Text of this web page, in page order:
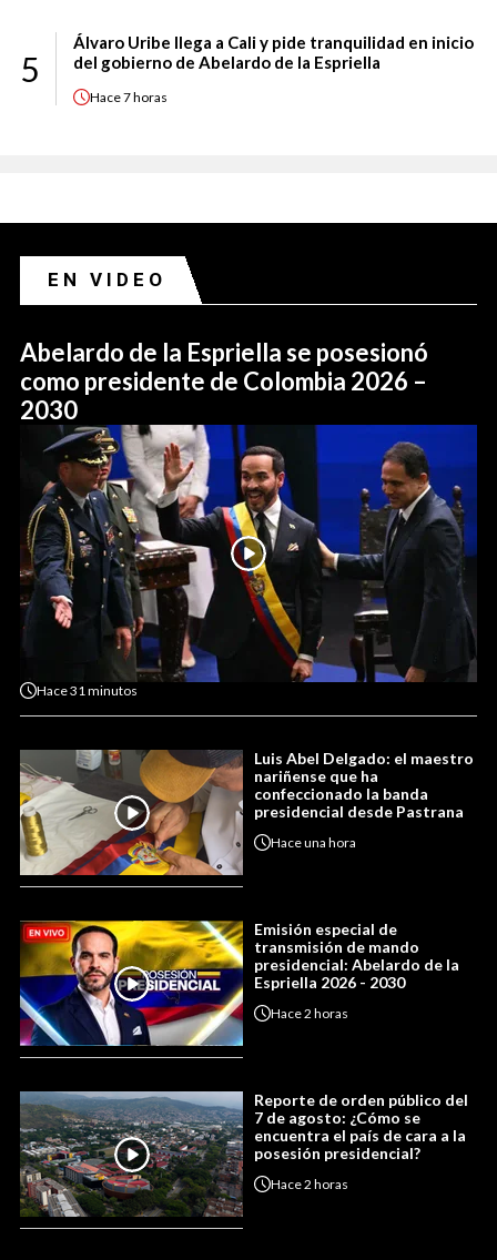
5
Álvaro Uribe llega a Cali y pide tranquilidad en inicio
del gobierno de Abelardo de la Espriella
Hace7 horas
EN VIDEO
Abelardo de la Espriella se posesionó
como presidente de Colombia 2026 –
2030
Hace31 minutos
Luis Abel Delgado: el maestro
nariñense que ha
confeccionado la banda
presidencial desde Pastrana
Haceuna hora
Emisión especial de
transmisión de mando
presidencial: Abelardo de la
Espriella 2026 - 2030
Hace2 horas
Reporte de orden público del
7 de agosto: ¿Cómo se
encuentra el país de cara a la
posesión presidencial?
Hace2 horas